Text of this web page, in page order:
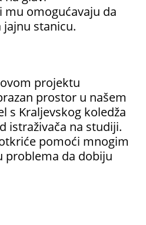
omogućavaju da
stanicu.
projektu
prostor u našem
s Kraljevskog koledža
istraživača na studiji.
pomoći mnogim
problema da dobiju